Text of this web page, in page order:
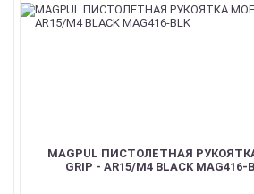
MAGPUL ПИСТОЛЕТНАЯ
GRIP - AR15/M4 BLACK MAG416-